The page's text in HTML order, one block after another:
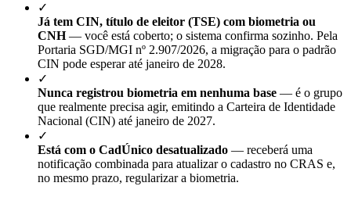
✓
Já tem CIN, título de eleitor (TSE) com biometria ou
CNH— você está coberto; o sistema confirma sozinho. Pela
Portaria SGD/MGI nº 2.907/2026, a migração para o padrão
CIN pode esperar até janeiro de 2028.
✓
Nunca registrou biometria em nenhuma base — é o grupo
que realmente precisa agir, emitindo a Carteira de Identidade
Nacional (CIN) até janeiro de 2027.
✓
Está com o CadÚnico desatualizado — receberá uma
notificação combinada para atualizar o cadastro no CRAS e,
no mesmo prazo, regularizar a biometria.